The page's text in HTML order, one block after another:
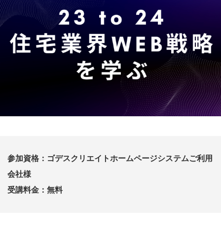
参加資格：ゴデスクリエイトホームページシステムご利用
会社様
受講料金：無料